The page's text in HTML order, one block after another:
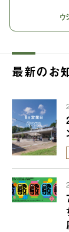
ウ
最新のお